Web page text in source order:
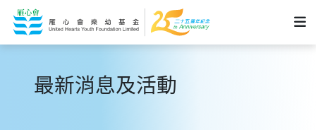
最新消息及活動